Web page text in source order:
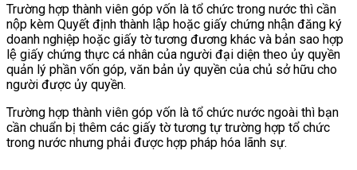
Trường hợp thành viên góp vốn là tổ chức trong nước thì cần
nộp kèm Quyết định thành lập hoặc giấy chứng nhận đăng ký
doanh nghiệp hoặc giấy tờ tương đương khác và bản sao hợp
lệ giấy chứng thực cá nhân của người đại diện theo ủy quyền
quản lý phần vốn góp, văn bản ủy quyền của chủ sở hữu cho
người được ủy quyền.
Trường hợp thành viên góp vốn là tổ chức nước ngoài thì bạn
cần chuẩn bị thêm các giấy tờ tương tự trường hợp tổ chức
trong nước nhưng phải được hợp pháp hóa lãnh sự.